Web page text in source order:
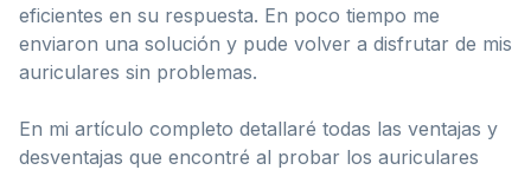
eficientes en su respuesta. En poco tiempo me
enviaron una solución y pude volver a disfrutar de mis
auriculares sin problemas.
En mi artículo completo detallaré todas las ventajas y
desventajas que encontré al probar los auriculares